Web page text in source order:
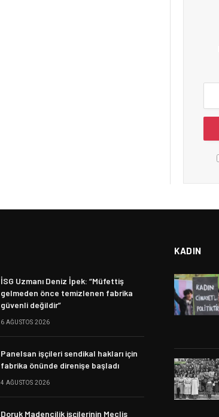
İSG Uzmanı Deniz İpek: “Müfettiş
gelmeden önce temizlenen fabrika
güvenli değildir”
6 AĞUSTOS 2026
Panelsan işçileri sendikal hakları için
fabrika önünde direnişe başladı
4 AĞUSTOS 2026
Doruk Madencilik işçilerinin Meclis
KADIN